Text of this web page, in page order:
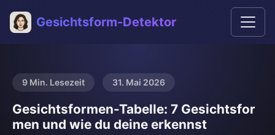
Gesichtsform-Detektor
9 Min. Lesezeit 31. Mai 2026
Gesichtsformen-Tabelle: 7 Gesichtsfor
men und wie du deine erkennst